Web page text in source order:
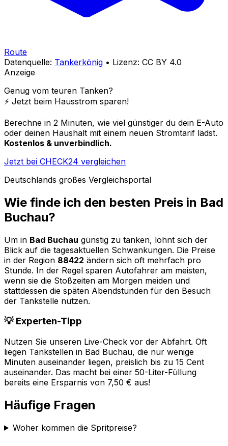
Route
Datenquelle: Tankerkönig • Lizenz: CC BY 4.0
Anzeige
Genug vom teuren Tanken?
⚡️ Jetzt beim Hausstrom sparen!
Berechne in 2 Minuten, wie viel günstiger du dein E-Auto
oder deinen Haushalt mit einem neuen Stromtarif lädst.
Kostenlos & unverbindlich.
Jetzt bei CHECK24 vergleichen
Deutschlands großes Vergleichsportal
Wie finde ich den besten Preis in Bad
Buchau?
Um in Bad Buchau günstig zu tanken, lohnt sich der
Blick auf die tagesaktuellen Schwankungen. Die Preise
in der Region 88422 ändern sich oft mehrfach pro
Stunde. In der Regel sparen Autofahrer am meisten,
wenn sie die Stoßzeiten am Morgen meiden und
stattdessen die späten Abendstunden für den Besuch
der Tankstelle nutzen.
💡 Experten-Tipp
Nutzen Sie unseren Live-Check vor der Abfahrt. Oft
liegen Tankstellen in Bad Buchau, die nur wenige
Minuten auseinander liegen, preislich bis zu 15 Cent
auseinander. Das macht bei einer 50-Liter-Füllung
bereits eine Ersparnis von 7,50 € aus!
Häufige Fragen
Woher kommen die Spritpreise?